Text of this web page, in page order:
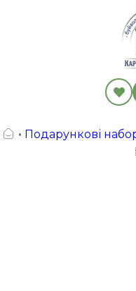
• Подарункові